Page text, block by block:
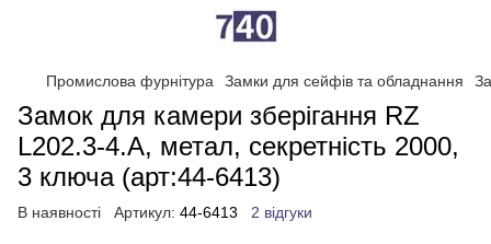
Промислова фурнітура Замки для сейфів та обладнання
Замок для камери зберігання RZ
L202.3-4.A, метал, секретність 2000,
3 ключа (арт:44-6413)
В наявності Артикул: 44-6413 2 відгуки